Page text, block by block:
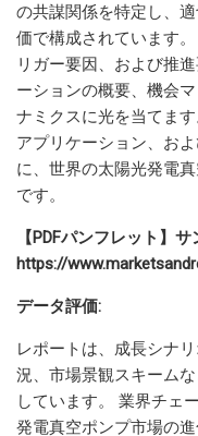
の共謀関係を特定し、
価で構成されています
リガー要因、および推
ーションの概要、機会
ナミクスに光を当てま
アプリケーション、お
に、世界の太陽光発電
です。
【PDFパンフレット】
https://
データ評価:
レポートは、成長シナ
況、市場景観スキーム
しています。 業界チェ
発電真空ポンプ市場の